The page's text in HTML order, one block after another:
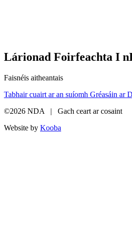
Lárionad Foirfeachta I
Faisnéis aitheantais
Tabhair cuairt ar an suíomh Gréasáin ar
©2026 NDA | Gach ceart ar cosaint
Website by Kooba